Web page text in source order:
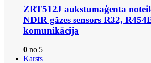
ZRT512J aukstumaģenta
NDIR gāzes sensors R32,
komunikācija
0 no 5
Karsts